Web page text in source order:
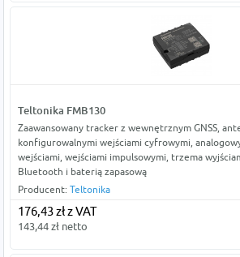
Teltonika FMB130
Zaawansowany tracker z wewnętrznym GNSS,
konfigurowalnymi wejściami cyfrowymi,
wejściami, wejściami impulsowymi, trzema
Bluetooth i baterią zapasową
Producent: Teltonika
176,43 zł z VAT
143,44 zł netto